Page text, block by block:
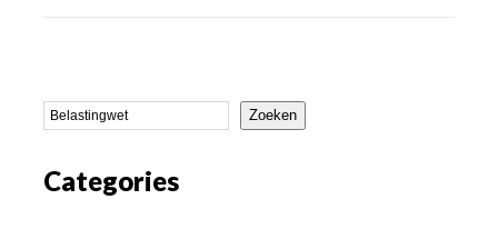
Zoeken
Categories